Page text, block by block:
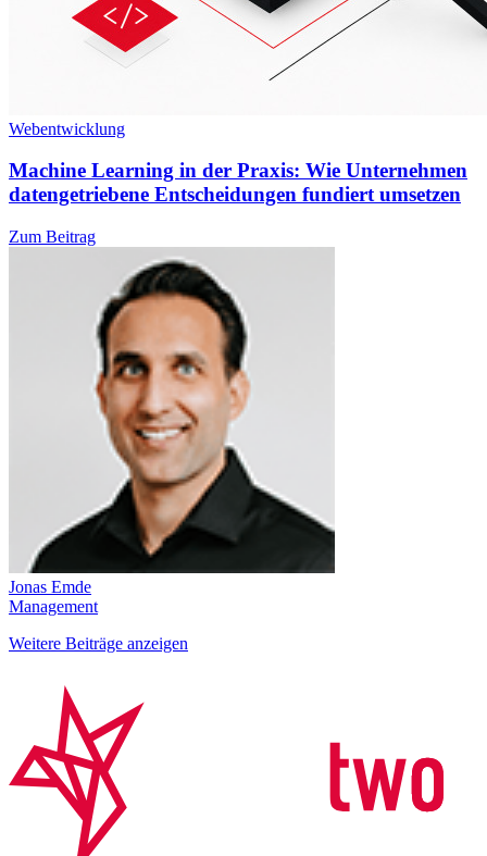
Webentwicklung
Machine Learning in der Praxis: Wie Unternehmen
datengetriebene Entscheidungen fundiert umsetzen
Zum Beitrag
Jonas Emde
Management
Weitere Beiträge anzeigen